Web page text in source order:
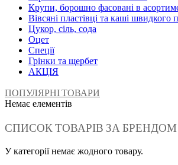
Крупи, борошно фасовані в
Вівсяні пластівці та каші швидкого
Цукор, сіль, сода
Оцет
Спеції
Грінки та щербет
АКЦІЯ
ПОПУЛЯРНІ ТОВАРИ
Немає елементів
СПИСОК ТОВАРІВ ЗА
У категорії немає жодного товару.